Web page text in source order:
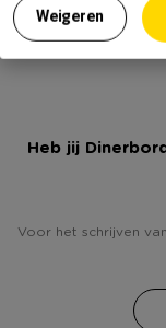
Weigeren
Duurzaamheidsscore
Heb jij
Voor het schrijven